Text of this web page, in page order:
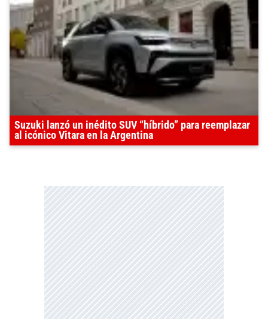
Suzuki lanzó un inédito SUV “híbrido” para reemplazar
al icónico Vitara en la Argentina